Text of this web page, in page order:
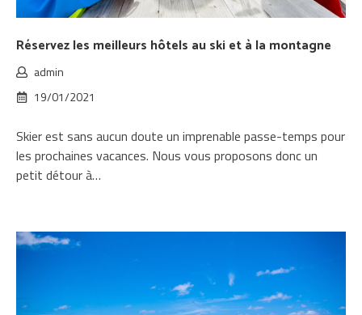
Réservez les meilleurs hôtels au ski et à la montagne
admin
19/01/2021
Skier est sans aucun doute un imprenable passe-temps pour
les prochaines vacances. Nous vous proposons donc un
petit détour à…